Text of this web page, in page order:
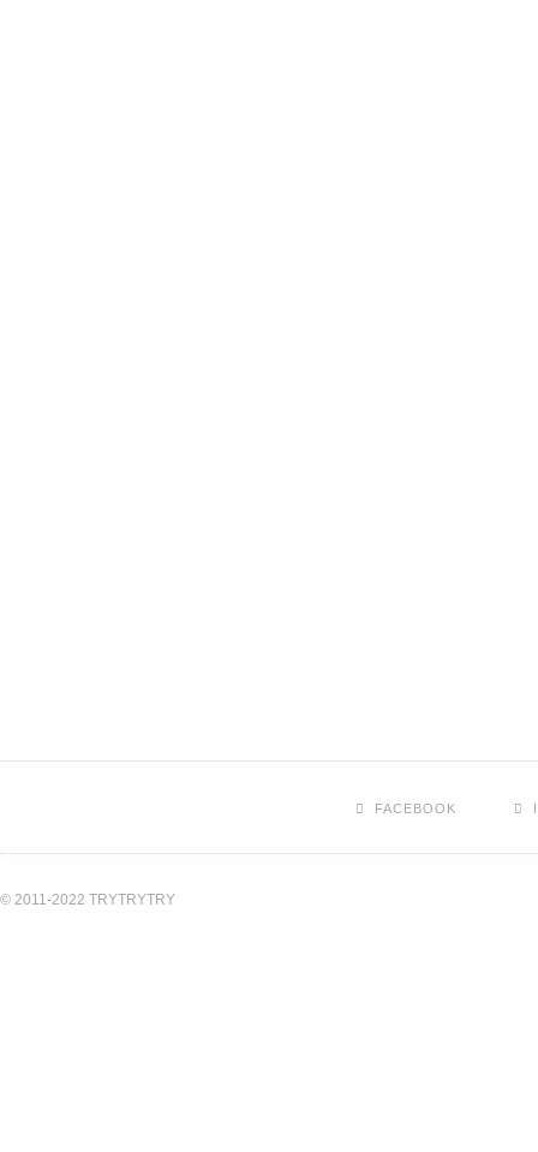
FACEBOOK
© 2011-2022 TRYTRYTRY